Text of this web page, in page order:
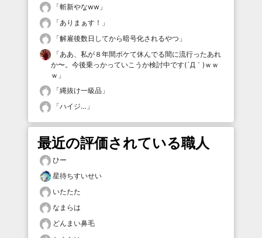
「斬新やなww 」
「ありまぁす！ 」
「解雇後数日してから暗号化されるやつ 」
「ああ、私が８年間ボケて休んでる間に流行ったあれ
か〜。今後乗っかっていこうか検討中です(´Д｀)ｗｗ
ｗ 」
「縄抜け一級品 」
「ハイジ… 」
最近の評価されている職人
ひー
星待ちすいせい
いたたた
なまらは
どんまい鼻毛